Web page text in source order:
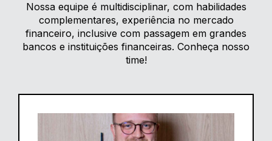
Nossa equipe é multidisciplinar, com habilidades
complementares, experiência no mercado
financeiro, inclusive com passagem em grandes
bancos e instituições financeiras. Conheça nosso
time!